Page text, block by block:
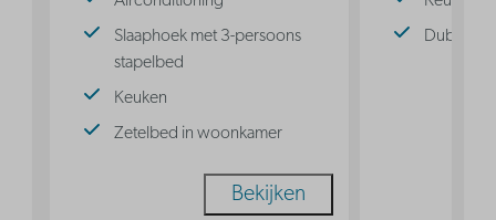
Slaaphoek met 3-persoons
stapelbed
Keuken
Zetelbed in woonkamer
Bekijken
Dubbel